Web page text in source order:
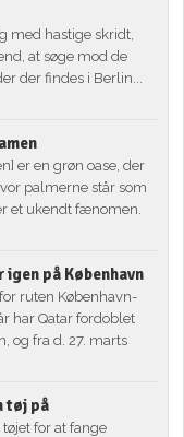
med hastige skridt,
at søge mod de
der findes i Berlin...
er en grøn oase, der
palmerne står som
et ukendt fænomen.
på København
ruten København-
har Qatar fordoblet
og fra d. 27. marts
tøj på
for at fange